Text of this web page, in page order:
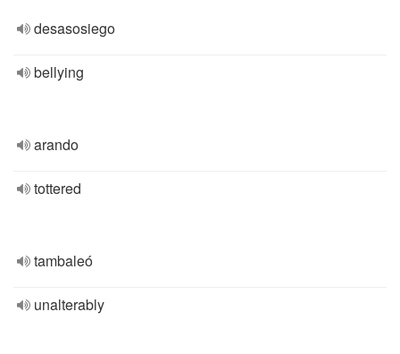
desasosiego
bellying
arando
tottered
tambaleó
unalterably